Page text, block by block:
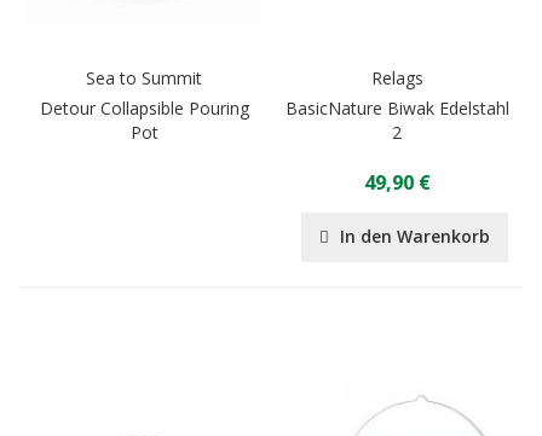
Sea to Summit
Detour Collapsible Pouring
Pot
Relags
BasicNature Biwak Edelstahl
2
49,90 €
In den Warenkorb